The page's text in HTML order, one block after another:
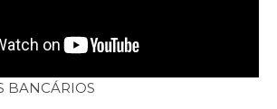
BANCÁRIOS